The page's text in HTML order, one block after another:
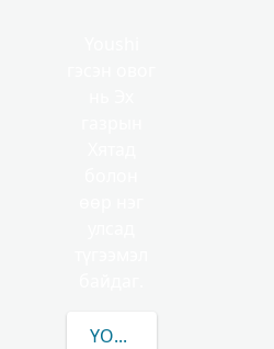
YOUSHI-ЫН/ИЙН